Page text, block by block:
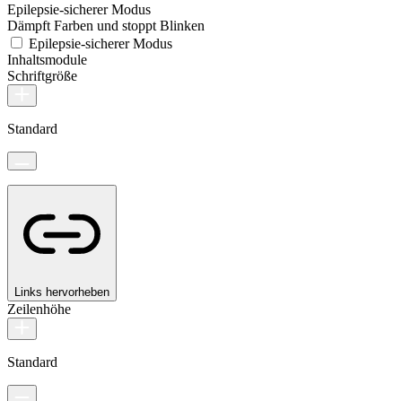
Epilepsie-sicherer Modus
Dämpft Farben und stoppt Blinken
Epilepsie-sicherer Modus
Inhaltsmodule
Schriftgröße
Standard
Links hervorheben
Zeilenhöhe
Standard